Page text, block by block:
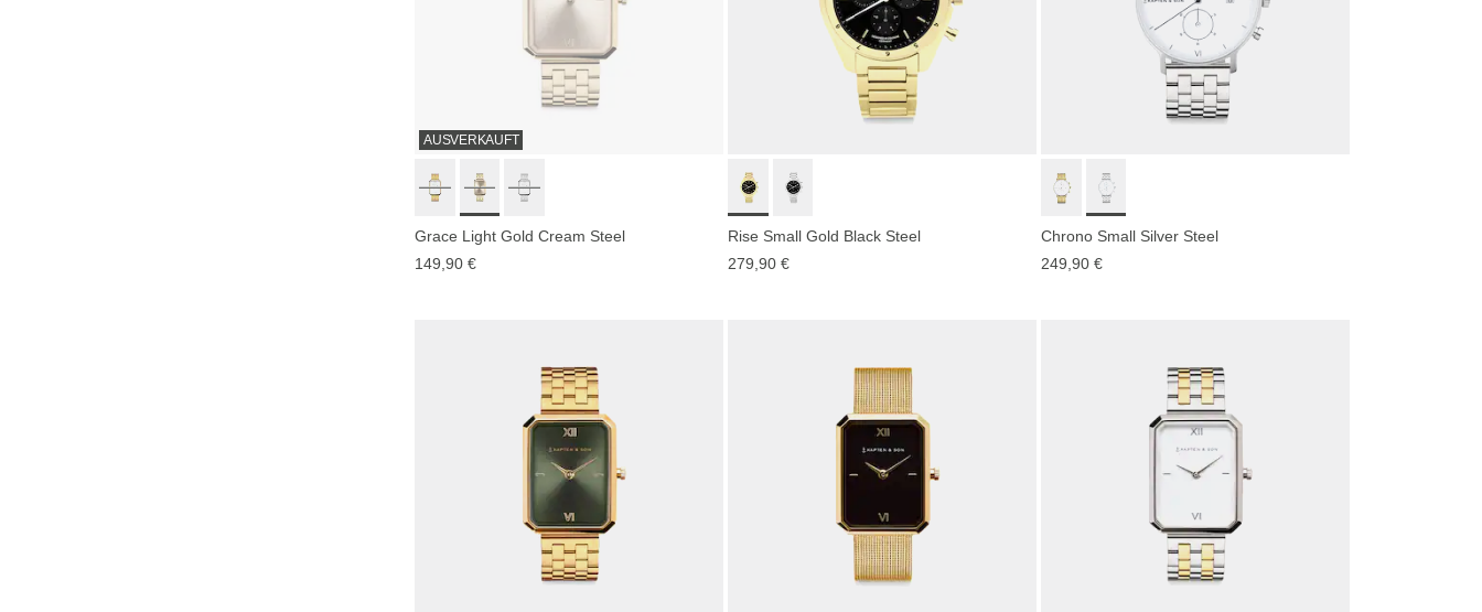
AUSVERKAUFT
Grace Light Gold Cream Steel
149,90 €
Rise Small Gold Black Steel
279,90 €
Chrono Small Silver Steel
249,90 €